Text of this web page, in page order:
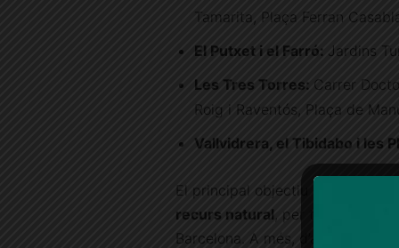
Tamarita, Plaça Ferran
El Putxet i el Farró: Jardins
Les Tres Torres: Carrer
Roig i Raventós, Plaça de
Vallvidrera, el Tibidabo i les
El principal objectiu dels punts
recurs natural, per tal de
Barcelona. A més, d’aquesta